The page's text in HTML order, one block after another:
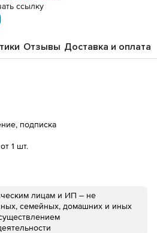
ссылку
Отзывы Доставка и оплата
подписка
1 шт.
лицам и ИП – не
семейных, домашних и иных